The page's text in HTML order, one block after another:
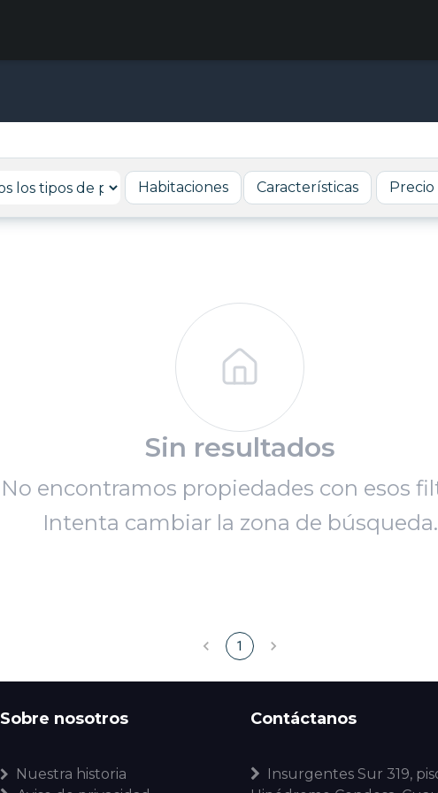
Precio
Habitaciones Características
Sin resultados
No encontramos propiedades con esos
Intenta cambiar la zona de búsqueda.
1
Sobre nosotros
Nuestra historia
Contáctanos
Insurgentes Sur 319,